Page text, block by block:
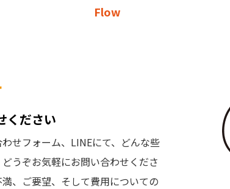
Flow
ください
せフォーム、LINEにて、どんな些
うぞお気軽にお問い合わせくださ
、ご要望、そして費用についての